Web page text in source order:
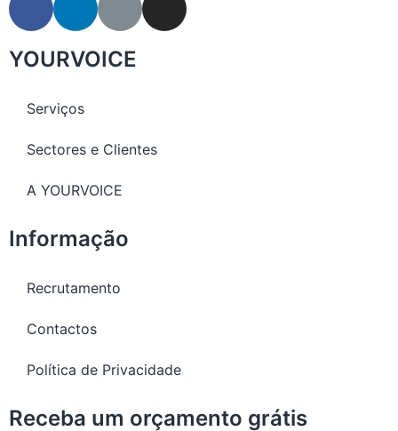
YOURVOICE
Serviços
Sectores e Clientes
A YOURVOICE
Informação
Recrutamento
Contactos
Política de Privacidade
Receba um orçamento grátis